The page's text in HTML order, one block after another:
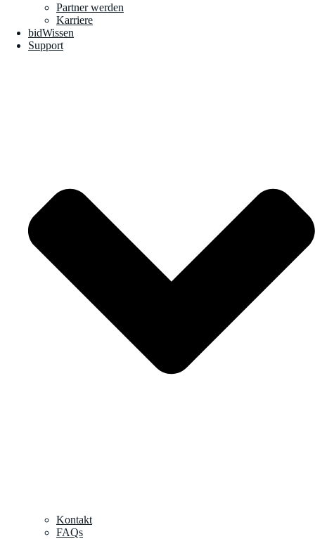
Partner werden
Karriere
bidWissen
Support
Kontakt
FAQs